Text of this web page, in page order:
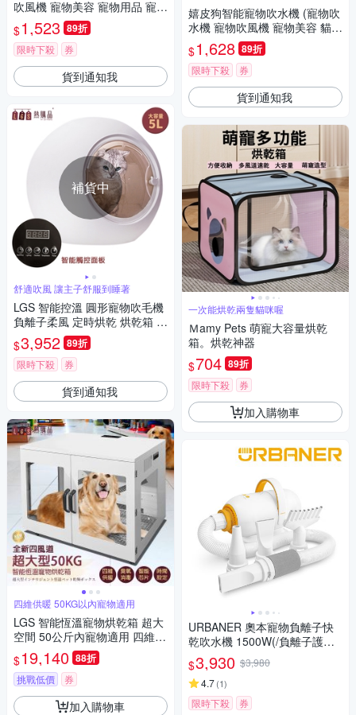
吹風機 寵物美容 寵物用品 寵物
吹水機)
$1,523 89折
限時下殺 券
貨到通知我
補貨中
舒適吹風 讓主子舒服到睡著
LGS 智能控溫 圓形寵物吹毛機
負離子柔風 定時烘乾 烘乾箱 烘
乾機 乾風機 寵物烘乾機 烘毛機
$3,952 89折
限時下殺 券
貨到通知我
四維供暖 50KG以內寵物適用
LGS 智能恆溫寵物烘乾箱 超大
空間 50公斤內寵物適用 四維供
暖 負離子烘乾 紫外線臭氧消毒
大型犬可用 寵物烘毛箱
$19,140 88折
挑戰低價 券
加入購物車
嬉皮狗智能寵物吹水機 (寵物吹
水機 寵物吹風機 寵物美容 貓狗
專用烘乾機 吹毛神器 毛小孩
$1,628 89折
限時下殺 券
貨到通知我
一次能烘乾兩隻貓咪喔
Ｍamy Pets 萌寵大容量烘乾
箱。烘乾神器
$704 89折
限時下殺 券
加入購物車
URBANER 奧本寵物負離子快
乾吹水機 1500W(/負離子護毛/
吹水機/寵物吹風機/烘毛機) CT-
10
$3,930 $3,980
4.7(1)
限時下殺 券